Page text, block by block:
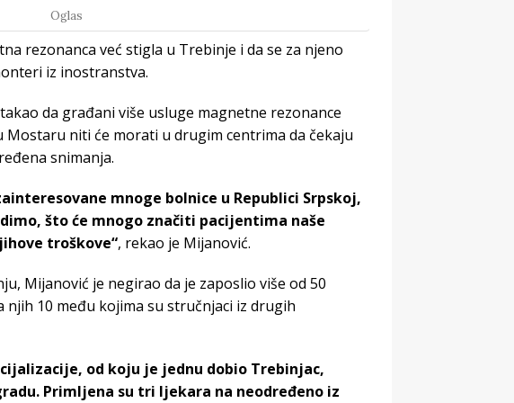
Oglas
rezonanca već stigla u Trebinje i da se za njeno
iz inostranstva.
da građani više usluge magnetne rezonance
Mostaru niti će morati u drugim centrima da čekaju
snimanja.
mnoge bolnice u Republici Srpskoj,
što će mnogo značiti pacijentima naše
troškove“, rekao je Mijanović.
Mijanović je negirao da je zaposlio više od 50
njih 10 među kojima su stručnjaci iz drugih
od koju je jednu dobio Trebinjac,
Primljena su tri ljekara na neodređeno iz